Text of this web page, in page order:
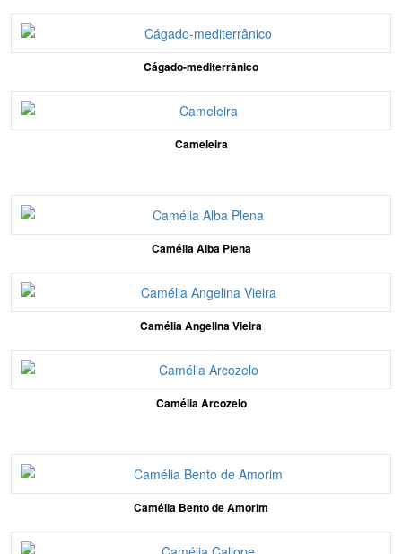
Cágado-mediterrânico
Cameleira
Camélia Alba Plena
Camélia Angelina Vieira
Camélia Arcozelo
Camélia Bento de Amorim